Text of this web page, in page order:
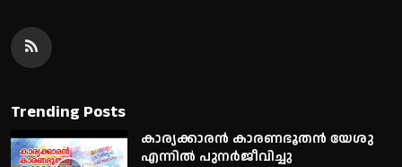
Trending Posts
കാര്യക്കാരൻ കാരണഭൂതൻ യേശു
എന്നിൽ പുനർജീവിച്ചു